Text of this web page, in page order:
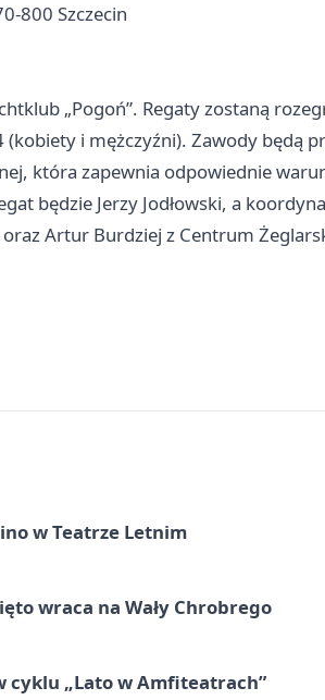
800 Szczecin
„Pogoń”. Regaty zostaną
(kobiety i mężczyźni). Zawody będą
która zapewnia odpowiednie
będzie Jerzy Jodłowski, a
Artur Burdziej z Centrum
w Teatrze Letnim
wraca na Wały Chrobrego
cyklu „Lato w Amfiteatrach”